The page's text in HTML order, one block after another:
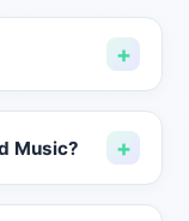
+
og
Music? +